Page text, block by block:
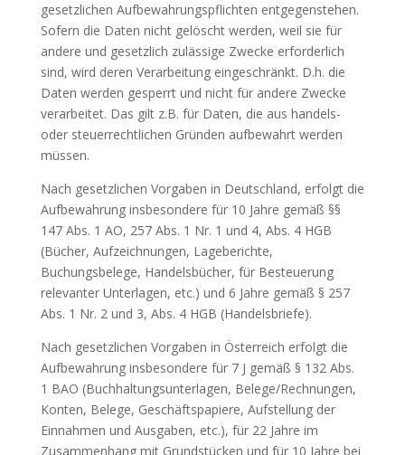
gesetzlichen Aufbewahrungspflichten entgegenstehen.
Sofern die Daten nicht gelöscht werden, weil sie für
andere und gesetzlich zulässige Zwecke erforderlich
sind, wird deren Verarbeitung eingeschränkt. D.h. die
Daten werden gesperrt und nicht für andere Zwecke
verarbeitet. Das gilt z.B. für Daten, die aus handels-
oder steuerrechtlichen Gründen aufbewahrt werden
müssen.
Nach gesetzlichen Vorgaben in Deutschland, erfolgt die
Aufbewahrung insbesondere für 10 Jahre gemäß §§
147 Abs. 1 AO, 257 Abs. 1 Nr. 1 und 4, Abs. 4 HGB
(Bücher, Aufzeichnungen, Lageberichte,
Buchungsbelege, Handelsbücher, für Besteuerung
relevanter Unterlagen, etc.) und 6 Jahre gemäß § 257
Abs. 1 Nr. 2 und 3, Abs. 4 HGB (Handelsbriefe).
Nach gesetzlichen Vorgaben in Österreich erfolgt die
Aufbewahrung insbesondere für 7 J gemäß § 132 Abs.
1 BAO (Buchhaltungsunterlagen, Belege/Rechnungen,
Konten, Belege, Geschäftspapiere, Aufstellung der
Einnahmen und Ausgaben, etc.), für 22 Jahre im
Zusammenhang mit Grundstücken und für 10 Jahre bei